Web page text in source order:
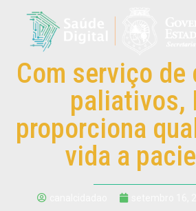
Com serviço de
paliativos,
proporciona
vida a